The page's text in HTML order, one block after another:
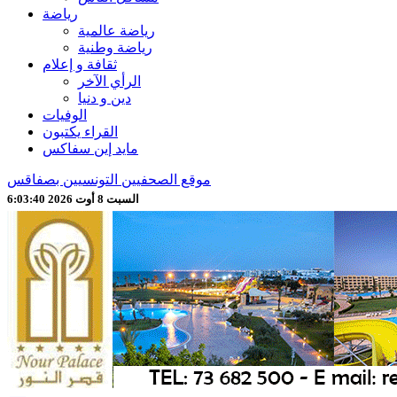
رياضة
رياضة عالمية
رياضة وطنية
ثقافة و إعلام
الرأي الآخر
دين و دنيا
الوفيات
القراء يكتبون
مايد إين سفاكس
موقع الصحفيين التونسيين بصفاقس
السبت 8 أوت 2026 6:03:42